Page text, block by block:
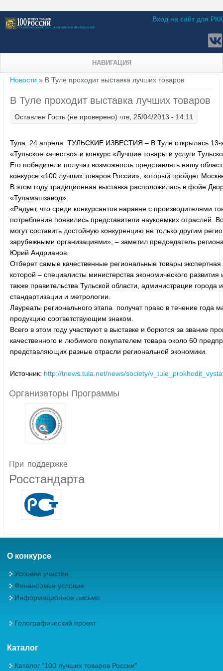
Вход на сайт для РКК
НАВИГАЦИЯ
Вы здесь
Новости » В Туле проходит выставка лучших товаров
В Туле проходит выставка лучших товаров
Оставлен Гость (не проверено) чтв, 25/04/2013 - 14:11
Тула. 24 апреля. ТУЛЬСКИЕ ИЗВЕСТИЯ – В Туле открылась 13-
«Тульское качество» и конкурс «Лучшие товары и услуги
Его победители получат возможность представлять нашу
конкурсе «100 лучших товаров России», который пройдет
В этом году традиционная выставка расположилась в фойе
«Туламашзавод».
«Радует, что среди конкурсантов наравне с производителями
потребления появились представители наукоемких отраслей.
могут составить достойную конкуренцию не только другим
зарубежными организациями», – заметил председатель
Юрий Андрианов.
Отберет самые качественные региональные товары экспертная
которой – специалисты министерства экономического
также правительства Тульской области, администрации города
стандартизации и метрологии.
Лауреаты регионального этапа получат право в течение года
продукцию соответствующим знаком.
Всего в этом году участвуют в выставке и борются за звание
качественного и любимого покупателем товара около 60
представляющих разные отрасли региональной экономики.
Источник: http://tnews.tula.net/news/society/
Организаторы Программы
При поддержке
Росстандарта
О конкурсе
Условия участия
Финансовые условия
Информационное письмо
Голографический проект
Каталог
Каталог "100 лучших товаров России"